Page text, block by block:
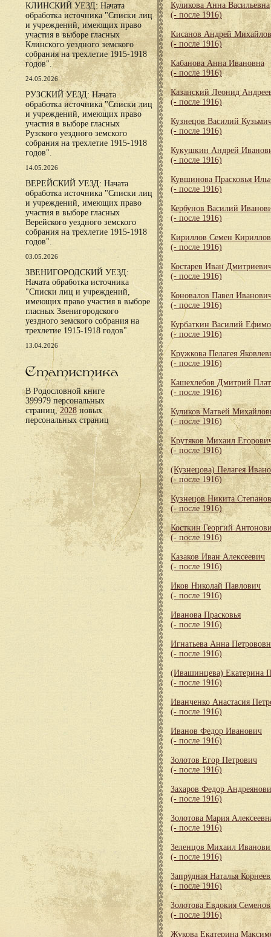
КЛИНСКИЙ УЕЗД: Начата
обработка источника "Списки лиц
и учреждений, имеющих право
участия в выборе гласных
Клинского уездного земского
собрания на трехлетие 1915-1918
годов".
24.05.2026
РУЗСКИЙ УЕЗД: Начата
обработка источника "Списки лиц
и учреждений, имеющих право
участия в выборе гласных
Рузского уездного земского
собрания на трехлетие 1915-1918
годов".
14.05.2026
ВЕРЕЙСКИЙ УЕЗД: Начата
обработка источника "Списки лиц
и учреждений, имеющих право
участия в выборе гласных
Верейского уездного земского
собрания на трехлетие 1915-1918
годов".
03.05.2026
ЗВЕНИГОРОДСКИЙ УЕЗД:
Начата обработка источника
"Списки лиц и учреждений,
имеющих право участия в выборе
гласных Звенигородского
уездного земского собрания на
трехлетие 1915-1918 годов".
13.04.2026
Статистика
В Родословной книге
399979 персональных
страниц,2028 новых
персональных страниц
Куликова Анна Васильевна
(- после 1916)
Кисанов Андрей
(- после 1916)
Кабанова Анна Ивановна
(- после 1916)
Казанский Леонид
(- после 1916)
Кузнецов Василий
(- после 1916)
Кукушкин Андрей
(- после 1916)
Кувшинова Прасковья
(- после 1916)
Кербунов Василий
(- после 1916)
Кириллов Семен
(- после 1916)
Костарев Иван
(- после 1916)
Коновалов Павел
(- после 1916)
Курбаткин Василий
(- после 1916)
Кружкова Пелагея
(- после 1916)
Кашехлебов Дмитрий
(- после 1916)
Куликов Матвей
(- после 1916)
Крутяков Михаил
(- после 1916)
(Кузнецова) Пелагея
(- после 1916)
Кузнецов Никита
(- после 1916)
Косткин Георгий
(- после 1916)
Казаков Иван Алексеевич
(- после 1916)
Иков Николай Павлович
(- после 1916)
Иванова Прасковья
(- после 1916)
Игнатьева Анна
(- после 1916)
(Ивашинцева) Екатерина
(- после 1916)
Иванченко Анастасия
(- после 1916)
Иванов Федор Иванович
(- после 1916)
Золотов Егор Петрович
(- после 1916)
Захаров Федор
(- после 1916)
Золотова Мария
(- после 1916)
Зеленцов Михаил
(- после 1916)
Запрудная Наталья
(- после 1916)
Золотова Евдокия
(- после 1916)
Жукова Екатерина